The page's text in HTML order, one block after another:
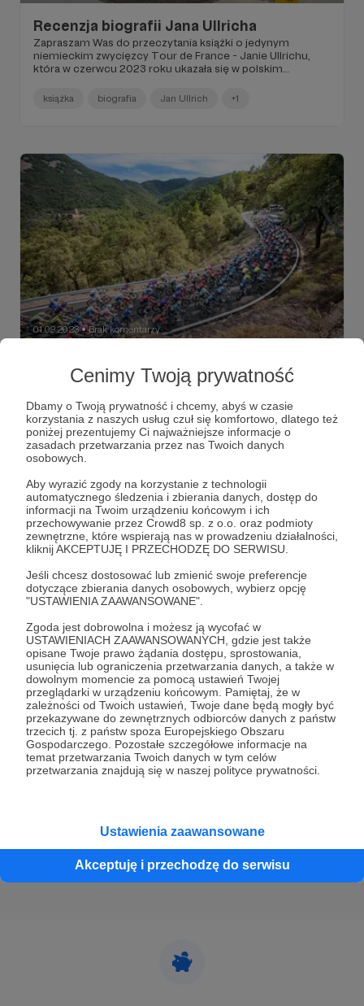
Cenimy Twoją prywatność
Dbamy o Twoją prywatność i chcemy, abyś w czasie
korzystania z naszych usług czuł się komfortowo, dlatego też
poniżej prezentujemy Ci najważniejsze informacje o
zasadach przetwarzania przez nas Twoich danych
osobowych.
Aby wyrazić zgody na korzystanie z technologii
automatycznego śledzenia i zbierania danych, dostęp do
informacji na Twoim urządzeniu końcowym i ich
przechowywanie przez Crowd8 sp. z o.o. oraz podmioty
zewnętrzne, które wspierają nas w prowadzeniu działalności,
kliknij AKCEPTUJĘ I PRZECHODZĘ DO SERWISU.
Jeśli chcesz dostosować lub zmienić swoje preferencje
dotyczące zbierania danych osobowych, wybierz opcję
"USTAWIENIA ZAAWANSOWANE".
Zgoda jest dobrowolna i możesz ją wycofać w
USTAWIENIACH ZAAWANSOWANYCH, gdzie jest także
opisane Twoje prawo żądania dostępu, sprostowania,
usunięcia lub ograniczenia przetwarzania danych, a także w
dowolnym momencie za pomocą ustawień Twojej
przeglądarki w urządzeniu końcowym. Pamiętaj, że w
zależności od Twoich ustawień, Twoje dane będą mogły być
przekazywane do zewnętrznych odbiorców danych z państw
trzecich tj. z państw spoza Europejskiego Obszaru
Gospodarczego. Pozostałe szczegółowe informacje na
temat przetwarzania Twoich danych w tym celów
przetwarzania znajdują się w naszej polityce prywatności.
Ustawienia zaawansowane
Akceptuję i przechodzę do serwisu
Recenzja biografii Jana Ullricha
Zapraszam Was do przeczytania książki o jedynym
niemieckim zwycięzcy Tour de France - Janie Ullrichu,
która w czerwcu 2023 roku ukazała się w polskim
książka biografia Jan Ullrich +1
01.09.2023 ● Brak komentarzy
Trwa wyścig Vuelta a Espana 2023
Trwa wyścig Vuelta a Espana - jeden z najważniejszych
wielkich tourów. W mediach Periodistach Marta możecie
czytać i oglądać wiele publikacji o tym wydarzeniu.
La Vuelta kolarstwo Vuelta a Espana +2
16.08.2023 ● Brak komentarzy
Wakacyjna podróż do Werony inspirowana
Toscą
Tosca z polską śpiewaczką Aleksandrą Kurzak
zainspirowała mnie do wakacyjnego wypadu do Werony.
Dzięki temu obejrzałam spektakl w słynnej Arena di